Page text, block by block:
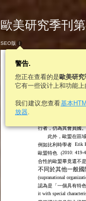
歐美研究季刊
行者，仍為其會員國。
此外，歐盟在區
例如比利時學者 Erik
歐盟特色
(2010: 419-
合性的歐盟畢竟還不
不同於其他一般
(supranational
認為是「一個具有特
it with special
SEO版
警告.
您正在查看的是歐美研
它有一些设计上和功能
我们建议您查看基本
放器